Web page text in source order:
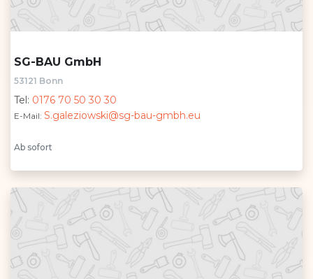
SG-BAU GmbH
53121 Bonn
Tel: 0176 70 50 30 30
E-Mail: S.galeziowski@sg-bau-gmbh.eu
Ab sofort